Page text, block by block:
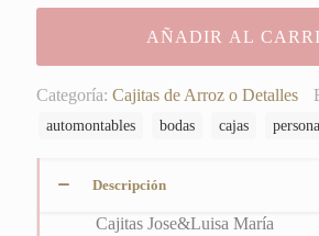
cantidad
AÑADIR AL
Categoría: Cajitas de Arroz o Detalles
automontables
bodas cajas
Descripción
Cajitas Jose&Luisa María